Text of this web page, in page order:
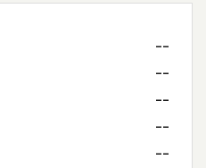
--
--
--
--
--